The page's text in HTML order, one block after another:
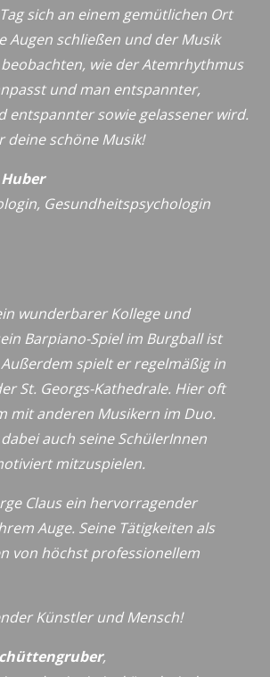
sich an einem gemütlichen Ort
Augen schließen und der Musik
wie der Atemrhythmus
und man entspannter,
entspannter sowie gelassener wird.
deine schöne Musik!
Gesundheitspsychologin
wunderbarer Kollege und
Barpiano-Spiel im Burgball ist
spielt er regelmäßig in
St. Georgs-Kathedrale. Hier oft
mit anderen Musikern im Duo.
auch seine SchülerInnen
mitzuspielen.
Claus ein hervorragender
Auge. Seine Tätigkeiten als
von höchst professionellem
Künstler und Mensch!
,